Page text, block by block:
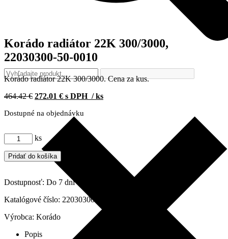
Korádo radiátor 22K 300/3000,
22030300-50-0010
Korádo radiátor 22K 300/3000. Cena za kus.
464.42€ Pôvodná
bola:
272.01 €Aktuálna
je:
272.01 €.
s DPH / ks
Dostupné na objednávku
množstvo
Korádo
radiátor
22030300-
0010
ks
Pridať do košíka
Dostupnosť: Do 7 dní
Katalógové číslo: 22030300-50-0010
Výrobca: Korádo
Popis